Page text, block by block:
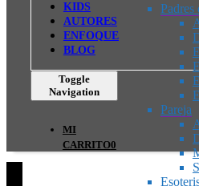
Padres
Pareja
KIDS
AUTORES
ENFOQUE
BLOG
Toggle
Navigation
MI
CARRITO0